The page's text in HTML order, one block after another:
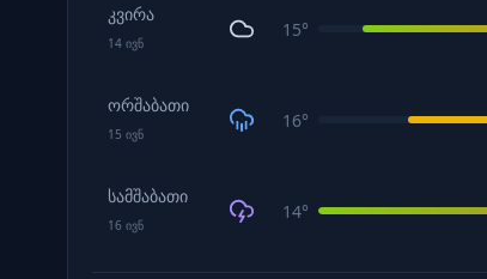
კვირა
14 ივნ
15°
ორშაბათი
15 ივნ
16°
სამშაბათი
16 ივნ
14°